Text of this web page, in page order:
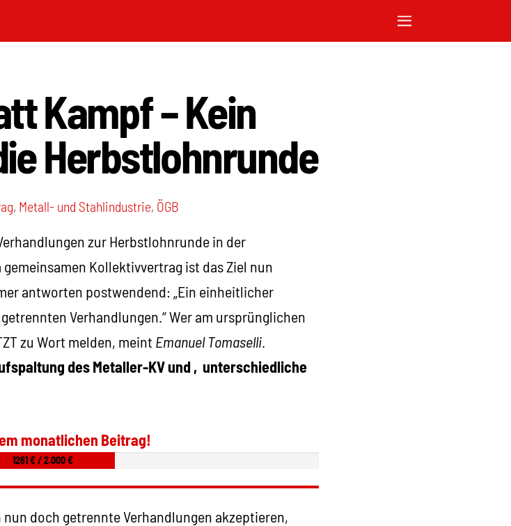
Kampf – Kein
Herbstlohnrunde
, Metall- und Stahlindustrie, ÖGB
zur Herbstlohnrunde in der
Kollektivvertrag ist das Ziel nun
antworten postwendend: „Ein einheitlicher
Verhandlungen.“ Wer am ursprünglichen
zu Wort melden, meint Emanuel Tomaselli.
des Metaller-KV und ‚unterschiedliche
monatlichen Beitrag!
1261 € / 2.000 €
doch getrennte Verhandlungen akzeptieren,